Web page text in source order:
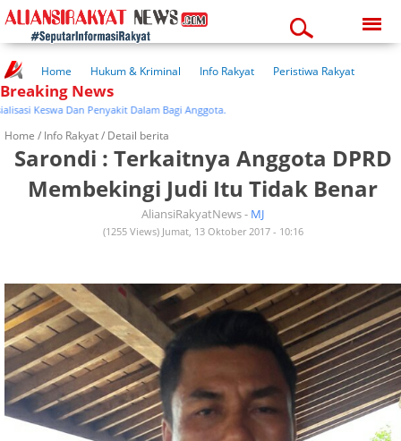
03:44:57 am
Home Hukum & Kriminal Info Rakyat
Peristiwa Rakyat
Kuliner Rakyat
Wisata Rakyat
Pendidikan
Kesehatan
Breaking News
Keswa Dan Penyakit Dalam Bagi Anggota.
Home / Info Rakyat/ Detail berita
Sarondi : Terkaitnya Anggota DPRD
Membekingi Judi Itu Tidak Benar
AliansiRakyatNews - MJ
(1255 Views) Jumat, 13 Oktober 2017 - 10:16